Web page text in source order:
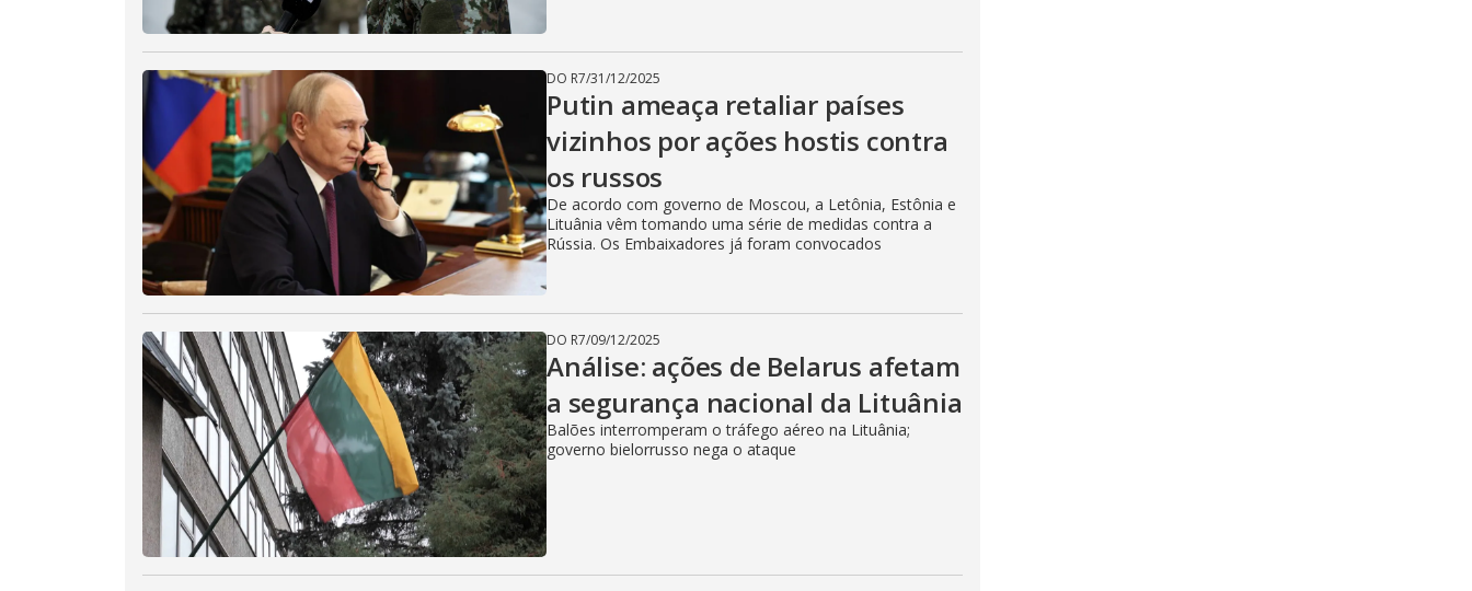
DO R7/31/12/2025
Putin ameaça retaliar países
vizinhos por ações hostis contra
os russos
De acordo com governo de Moscou, a Letônia, Estônia e
Lituânia vêm tomando uma série de medidas contra a
Rússia. Os Embaixadores já foram convocados
DO R7/09/12/2025
Análise: ações de Belarus afetam
a segurança nacional da Lituânia
Balões interromperam o tráfego aéreo na Lituânia;
governo bielorrusso nega o ataque